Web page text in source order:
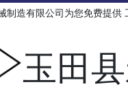
制造有限公司为您免费提供
玉田